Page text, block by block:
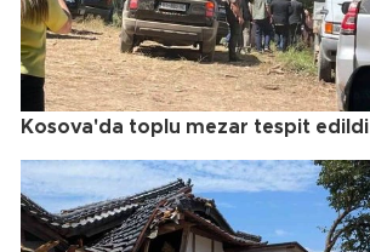
Kosova'da toplu mezar tespit edildi